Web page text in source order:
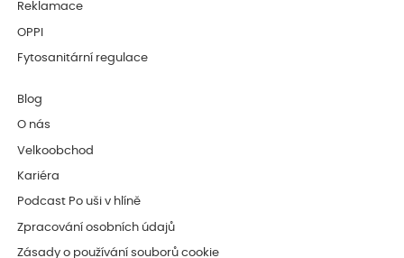
Reklamace
OPPI
Fytosanitární regulace
Blog
O nás
Velkoobchod
Kariéra
Podcast Po uši v hlíně
Zpracování osobních údajů
Zásady o používání souborů cookie